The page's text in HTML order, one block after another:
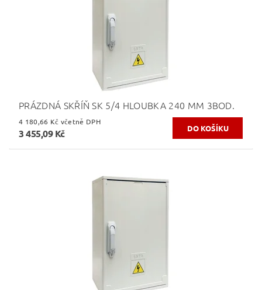
PRÁZDNÁ SKŘÍŇ SK 5/4 HLOUBKA 240 MM 3BOD.
4 180,66 Kč včetně DPH
3 455,09 Kč